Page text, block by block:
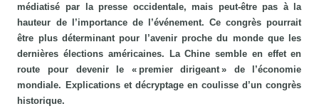
médiatisé par la presse occidentale, mais peut-être pas à la
hauteur de l’importance de l’événement. Ce congrès pourrait
être plus déterminant pour l’avenir proche du monde que les
dernières élections américaines. La Chine semble en effet en
route pour devenir le « premier dirigeant » de l’économie
mondiale. Explications et décryptage en coulisse d’un congrès
historique.